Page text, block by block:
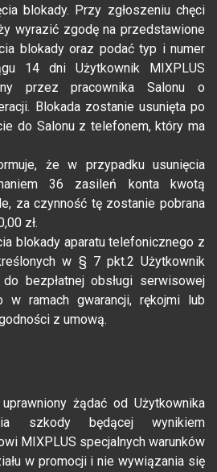
blokady. Przy zgłoszeniu chęci
wyrazić zgodę na przedstawione
blokady oraz podać typ i numer
14 dni Użytkownik MIXPLUS
przez pracownika Salonu o
Blokada zostanie usunięta po
do Salonu z telefonem, który ma
że w przypadku usunięcia
36 zasileń konta kwotą
za czynność tę zostanie pobrana
zł.
blokady aparatu telefonicznego z
w § 7 pkt.2 Użytkownik
bezpłatnej obsługi serwisowej
w ramach gwarancji, rękojmi lub
z umową.
żądać od Użytkownika
szkody będącej wynikiem
MIXPLUS specjalnych warunków
w promocji i nie wywiązania się